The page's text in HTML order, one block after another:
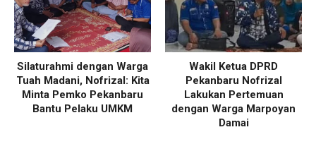
Silaturahmi dengan Warga
Tuah Madani, Nofrizal: Kita
Minta Pemko Pekanbaru
Bantu Pelaku UMKM
Wakil Ketua DPRD
Pekanbaru Nofrizal
Lakukan Pertemuan
dengan Warga Marpoyan
Damai